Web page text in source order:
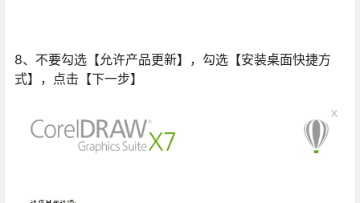
8、不要勾选【允许产品更新】，勾选【安装桌面快捷方
式】，点击【下一步】